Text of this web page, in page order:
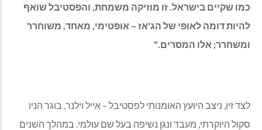
כמו שקיים בישראל. זו מוזיקה משמחת, והפסטיבל שואף
להיות דומה לאופי של הג'אז – אופטימי, מאחד, משוחרר
ומשחרר; אלו המסרים."
לצד זיו, ניצב היועץ האומנותי לפסטיבל – אייל וילנר, בוגר הניו
סקול היוקרתי, מעבד ונגן נשיפה בעל שם עולמי. במהלך השנים